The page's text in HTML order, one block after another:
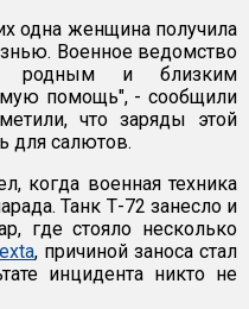
одна женщина получила
Военное ведомство
родным и близким
помощь", - сообщили
что заряды этой
для салютов.
когда военная техника
Танк Т-72 занесло и
где стояло несколько
, причиной заноса стал
инцидента никто не